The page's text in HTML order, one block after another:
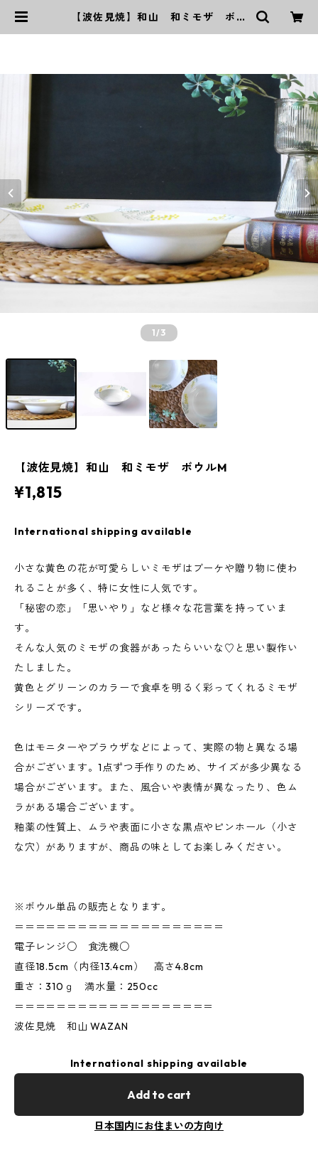
【波佐見焼】和山 和ミモザ ボウ
1/3
【波佐見焼】和山 和ミモザ ボウルM
¥1,815
International shipping available
小さな黄色の花が可愛らしいミモザはブーケや贈り物に使わ
れることが多く、特に女性に人気です。
「秘密の恋」「思いやり」など様々な花言葉を持っていま
す。
そんな人気のミモザの食器があったらいいな♡と思い製作い
たしました。
黄色とグリーンのカラーで食卓を明るく彩ってくれるミモザ
シリーズです。
色はモニターやブラウザなどによって、実際の物と異なる場
合がございます。1点ずつ手作りのため、サイズが多少異なる
場合がございます。また、風合いや表情が異なったり、色ム
ラがある場合ございます。
釉薬の性質上、ムラや表面に小さな黒点やピンホール（小さ
な穴）がありますが、商品の味としてお楽しみください。
※ボウル単品の販売となります。
＝＝＝＝＝＝＝＝＝＝＝＝＝＝＝＝＝＝＝＝
電子レンジ○ 食洗機○
直径18.5cm（内径13.4cm） 高さ4.8cm
重さ：310ｇ 満水量：250cc
＝＝＝＝＝＝＝＝＝＝＝＝＝＝＝＝＝＝＝
波佐見焼 和山 WAZAN
International shipping available
Add to cart
日本国内にお住まいの方向け